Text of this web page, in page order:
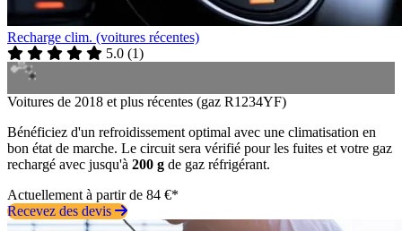
Recharge clim. (voitures récentes)
5.0 (1)
Voitures de 2018 et plus récentes (gaz R1234YF)
Bénéficiez d'un refroidissement optimal avec une climatisation en
bon état de marche. Le circuit sera vérifié pour les fuites et votre gaz
rechargé avec jusqu'à 200 g de gaz réfrigérant.
Actuellement à partir de 84 €*
Recevez des devis